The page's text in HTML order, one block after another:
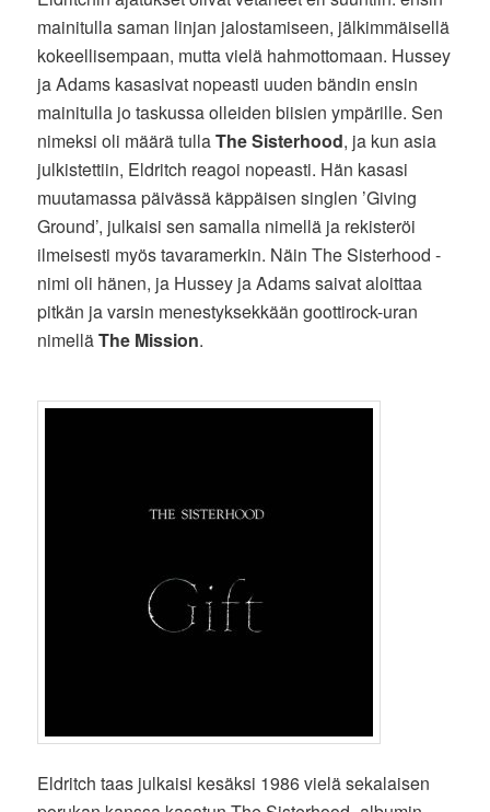
mainitulla saman linjan jalostamiseen, jälkimmäisellä
kokeellisempaan, mutta vielä hahmottomaan. Hussey
ja Adams kasasivat nopeasti uuden bändin ensin
mainitulla jo taskussa olleiden biisien ympärille. Sen
nimeksi oli määrä tullaThe Sisterhood, ja kun asia
julkistettiin, Eldritch reagoi nopeasti. Hän kasasi
muutamassa päivässä käppäisen singlen ’Giving
Ground’, julkaisi sen samalla nimellä ja rekisteröi
ilmeisesti myös tavaramerkin. Näin The Sisterhood -
nimi oli hänen, ja Hussey ja Adams saivat aloittaa
pitkän ja varsin menestyksekkään goottirock-uran
nimelläThe Mission.
Eldritch taas julkaisi kesäksi 1986 vielä sekalaisen